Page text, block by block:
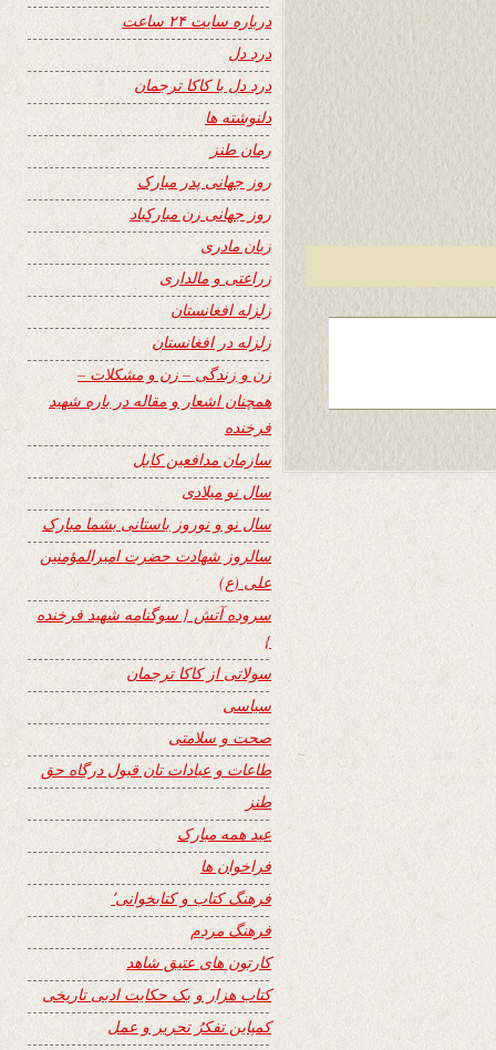
درباره سایت ۲۴ ساعت
درد دل
درد دل با کاکا ترجمان
دلنوشته ها
رمان طنز
روز جهانی پدر مبارک
روز جهانی زن مبارکباد
زبان مادری
زراعتی و مالداری
زلزله افغانستان
زلزله در افغانستان
زن و زندگی – زن و مشکلات –
همچنان اشعار و مقاله در باره شهید
فرخنده
سازمان مدافعین کابل
سال نو میلادی
سال نو و نوروز باستانی بشما مبارک
سالروز شهادت حضرت امیرالمؤمنین
علی (ع)
سروده آتش { سوگنامه شهید فرخنده
}
سولاتی از کاکا ترجمان
سیاسی
صحت و سلامتی
طاعات و عبادات تان قبول درگاه حق
طنز
عید همه مبارک
فراخوان ها
فرهنگ کتاب و کتابخوانی٬
فرهنگ مردم
کارتون های عتیق شاهد
کتاب هزار و یک حکایت ادبی تاریخی
کمپاین تفکرُ تحریر و عمل